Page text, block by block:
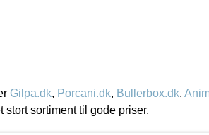
Gilpa.dk, Porcani.dk, Bullerbox.dk,
stort sortiment til gode priser.